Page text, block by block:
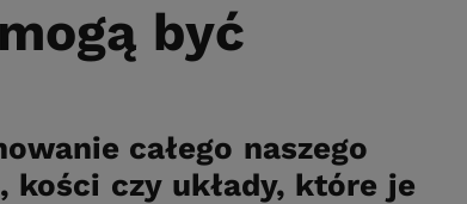
być
całego naszego
kości czy układy, które je